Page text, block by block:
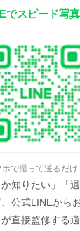
でスピード写
ホで撮って送るだけ
か知りたい」「
公式LINEから
直接監修する